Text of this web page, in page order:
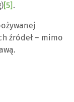
[5] .
źródeł – mimo